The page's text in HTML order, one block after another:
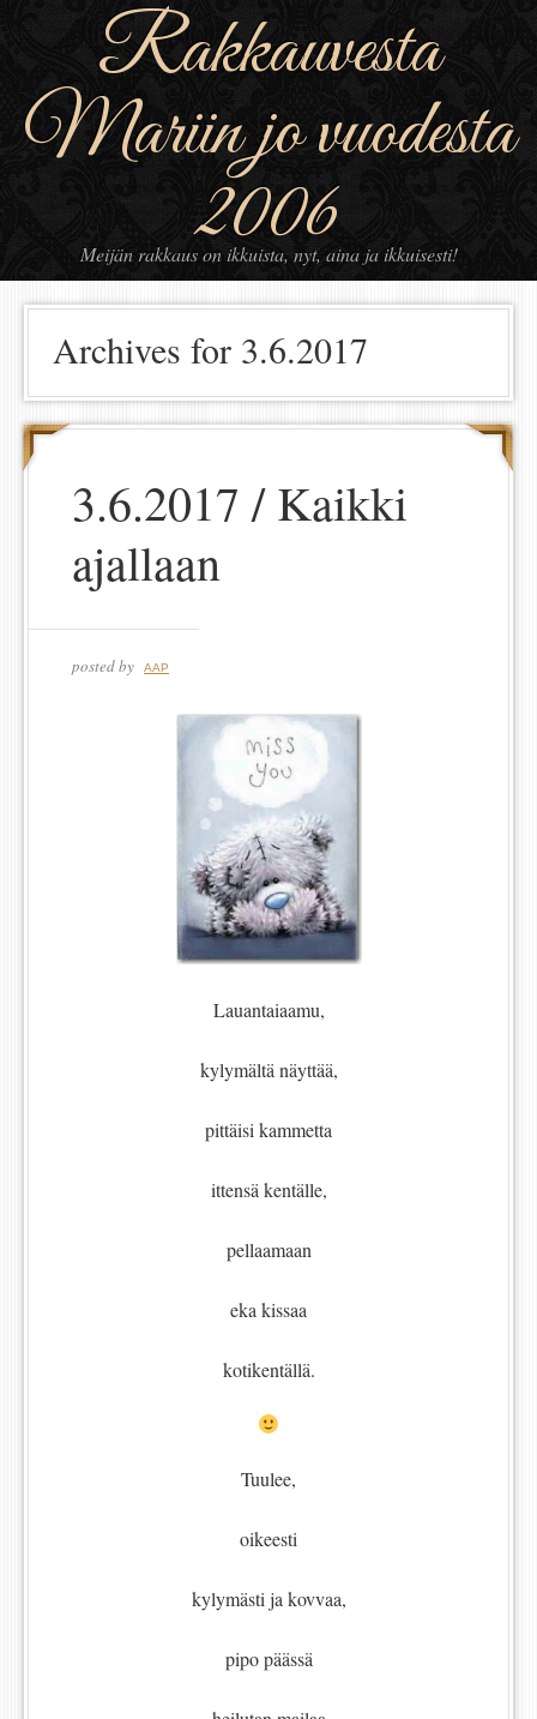
Rakkauvesta
Mariin jo vuodesta
2006
Meijän rakkaus on ikkuista, nyt, aina ja ikkuisesti!
Archives for 3.6.2017
3.6.2017 / Kaikki
ajallaan
posted by AAP
Lauantaiaamu,
kylymältä näyttää,
pittäisi kammetta
ittensä kentälle,
pellaamaan
eka kissaa
kotikentällä.
Tuulee,
oikeesti
kylymästi ja kovvaa,
pipo päässä